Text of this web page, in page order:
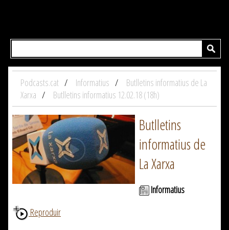
Podcasts.cat Informatius
Butlletins informatius de La
Xarxa
Butlletins informatius 12.02.18 (18h)
Butlletins
informatius de
La Xarxa
Informatius
Reproduir